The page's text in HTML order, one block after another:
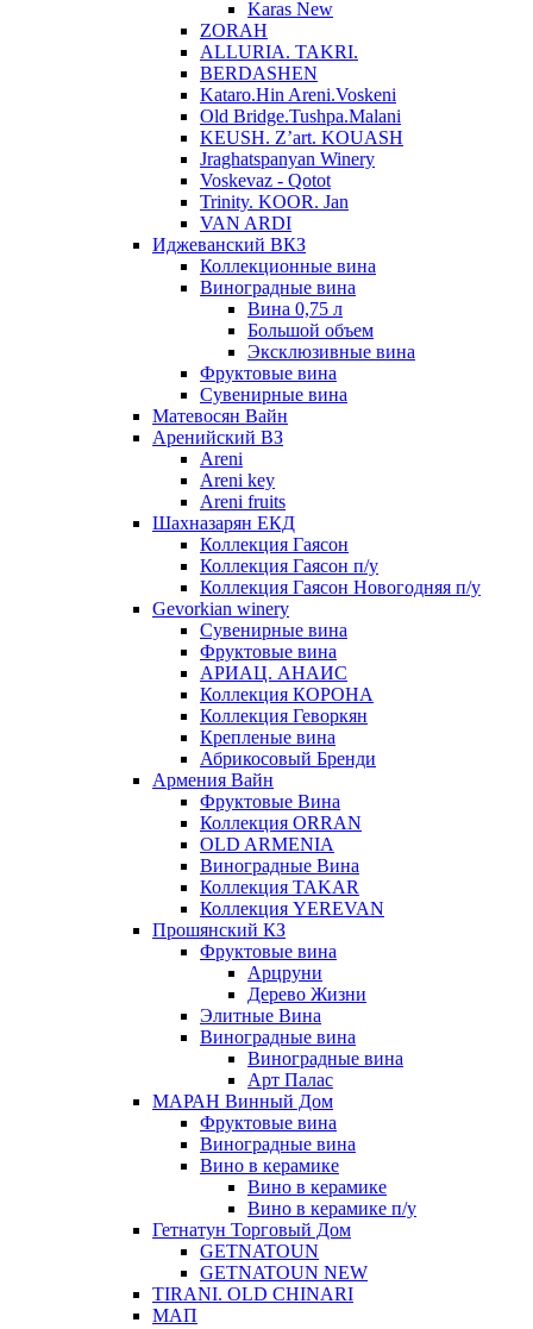
Karas New
ZORAH
ALLURIA. TAKRI.
BERDASHEN
Kataro.Hin Areni.Voskeni
Old Bridge.Tushpa.Malani
KEUSH. Z’art. KOUASH
Jraghatspanyan Winery
Voskevaz - Qotot
Trinity. KOOR. Jan
VAN ARDI
Иджеванский ВКЗ
Коллекционные вина
Виноградные вина
Вина 0,75 л
Большой объем
Эксклюзивные вина
Фруктовые вина
Cувенирные вина
Матевосян Вайн
Аренийский ВЗ
Areni
Areni key
Areni fruits
Шахназарян ЕКД
Коллекция Гаясон
Коллекция Гаясон п/у
Коллекция Гаясон Новогодняя п/у
Gevorkian winery
Сувенирные вина
Фруктовые вина
АРИАЦ. АНАИС
Коллекция КОРОНА
Коллекция Геворкян
Крепленые вина
Абрикосовый Бренди
Армения Вайн
Фруктовые Вина
Коллекция ORRAN
OLD ARMENIA
Виноградные Вина
Коллекция TAKAR
Коллекция YEREVAN
Прошянский КЗ
Фруктовые вина
Арцруни
Дерево Жизни
Элитные Вина
Виноградные вина
Виноградные вина
Арт Палас
МАРАН Винный Дом
Фруктовые вина
Виноградные вина
Вино в керамике
Вино в керамике
Вино в керамике п/у
Гетнатун Торговый Дом
GETNATOUN
GETNATOUN NEW
TIRANI. OLD CHINARI
МАП